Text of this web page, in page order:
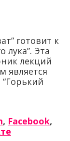
готовит к
лука”. Эта
лекций
является
, Facebook,